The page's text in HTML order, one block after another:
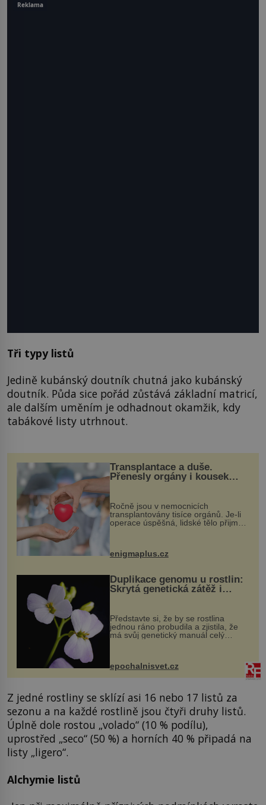
Tři typy listů
Jedině kubánský doutník chutná jako kubánský
doutník. Půda sice pořád zůstává základní matricí,
ale dalším uměním je odhadnout okamžik, kdy
tabákové listy utrhnout.
Transplantace a duše.
Přenesly orgány i kousek
Ročně jsou v nemocnicích
transplantovány tisíce orgánů. Je-li
operace úspěšná, lidské tělo přijme
enigmaplus.cz
Duplikace genomu u rostlin:
Skrytá genetická zátěž i
Představte si, že by se rostlina
jednou ráno probudila a zjistila, že
má svůj genetický manuál celý
vstupenka...
epochalnisvet.cz
Z jedné rostliny se sklízí asi 16 nebo 17 listů za
sezonu a na každé rostlině jsou čtyři druhy listů.
Úplně dole rostou „volado“ (10 % podílu),
uprostřed „seco“ (50 %) a horních 40 % připadá na
listy „ligero“.
Alchymie listů
Reklama